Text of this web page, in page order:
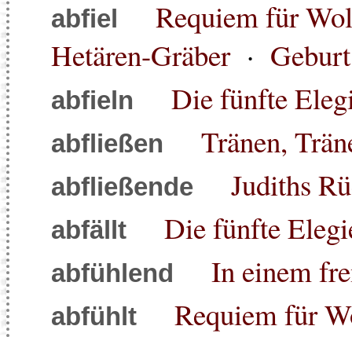
abfiel
Requiem für
Hetären-Gräber·
abfieln Die fünfte
abfließen Tränen,
abfließende Judiths
abfällt Die fünfte
abfühlend In einem
abfühlt Requiem für